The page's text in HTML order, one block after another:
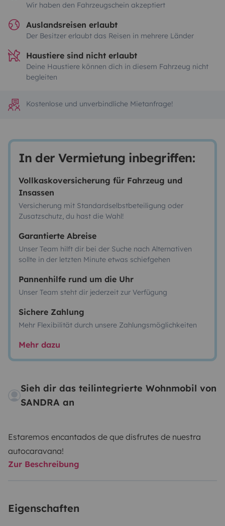
Wir haben den Fahrzeugschein akzeptiert
Auslandsreisen erlaubt
Der Besitzer erlaubt das Reisen in mehrere Länder
Haustiere sind nicht erlaubt
Deine Haustiere können dich in diesem Fahrzeug nicht
begleiten
Kostenlose und unverbindliche Mietanfrage!
In der Vermietung inbegriffen:
Vollkaskoversicherung für Fahrzeug und
Insassen
Versicherung mit Standardselbstbeteiligung oder
Zusatzschutz, du hast die Wahl!
Garantierte Abreise
Unser Team hilft dir bei der Suche nach Alternativen
sollte in der letzten Minute etwas schiefgehen
Pannenhilfe rund um die Uhr
Unser Team steht dir jederzeit zur Verfügung
Sichere Zahlung
Mehr Flexibilität durch unsere Zahlungsmöglichkeiten
Mehr dazu
Sieh dir das teilintegrierte Wohnmobil von
SANDRA an
Estaremos encantados de que disfrutes de nuestra
autocaravana!
Zur Beschreibung
Eigenschaften